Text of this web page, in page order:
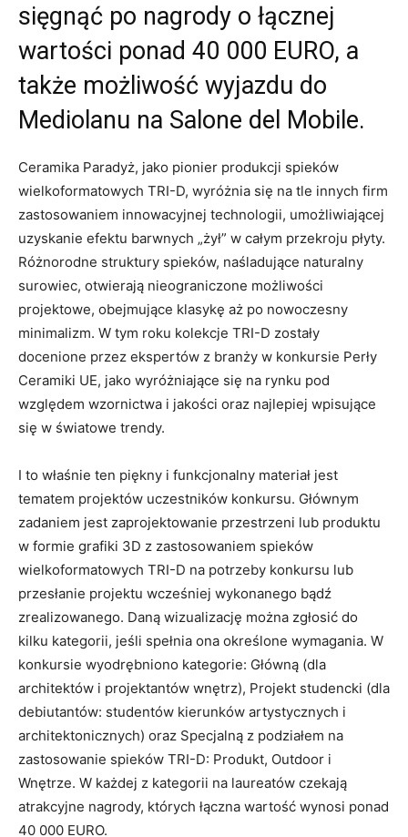
sięgnąć po nagrody o łącznej
wartości ponad 40 000 EURO, a
także możliwość wyjazdu do
Mediolanu na Salone del Mobile.
Ceramika Paradyż, jako pionier produkcji spieków
wielkoformatowych TRI-D, wyróżnia się na tle innych firm
zastosowaniem innowacyjnej technologii, umożliwiającej
uzyskanie efektu barwnych „żył” w całym przekroju płyty.
Różnorodne struktury spieków, naśladujące naturalny
surowiec, otwierają nieograniczone możliwości
projektowe, obejmujące klasykę aż po nowoczesny
minimalizm. W tym roku kolekcje TRI-D zostały
docenione przez ekspertów z branży w konkursie Perły
Ceramiki UE, jako wyróżniające się na rynku pod
względem wzornictwa i jakości oraz najlepiej wpisujące
się w światowe trendy.
I to właśnie ten piękny i funkcjonalny materiał jest
tematem projektów uczestników konkursu. Głównym
zadaniem jest zaprojektowanie przestrzeni lub produktu
w formie grafiki 3D z zastosowaniem spieków
wielkoformatowych TRI-D na potrzeby konkursu lub
przesłanie projektu wcześniej wykonanego bądź
zrealizowanego. Daną wizualizację można zgłosić do
kilku kategorii, jeśli spełnia ona określone wymagania. W
konkursie wyodrębniono kategorie: Główną (dla
architektów i projektantów wnętrz), Projekt studencki (dla
debiutantów: studentów kierunków artystycznych i
architektonicznych) oraz Specjalną z podziałem na
zastosowanie spieków TRI-D: Produkt, Outdoor i
Wnętrze. W każdej z kategorii na laureatów czekają
atrakcyjne nagrody, których łączna wartość wynosi ponad
40 000 EURO.